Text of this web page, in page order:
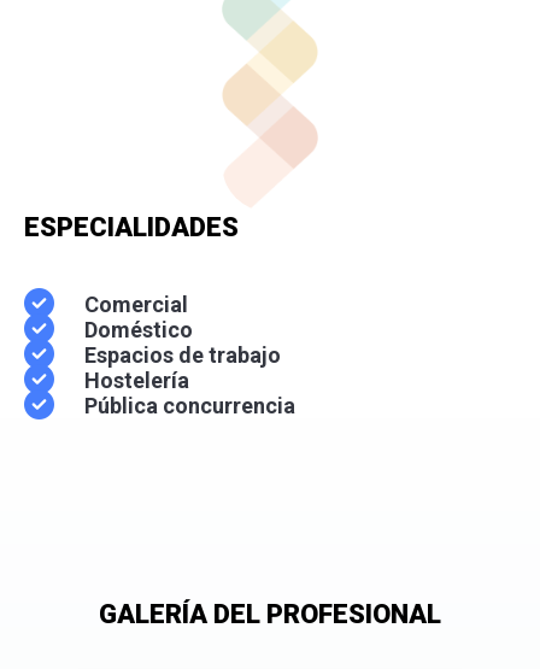
ESPECIALIDADES
Comercial
Doméstico
Espacios de trabajo
Hostelería
Pública concurrencia
GALERÍA DEL PROFESIONAL